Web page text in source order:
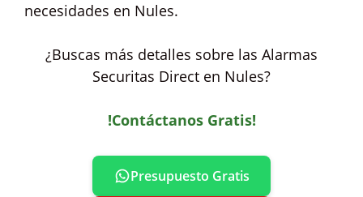
necesidades en Nules.
¿Buscas más detalles sobre las Alarmas
Securitas Direct en Nules?
!Contáctanos Gratis!
Presupuesto Gratis